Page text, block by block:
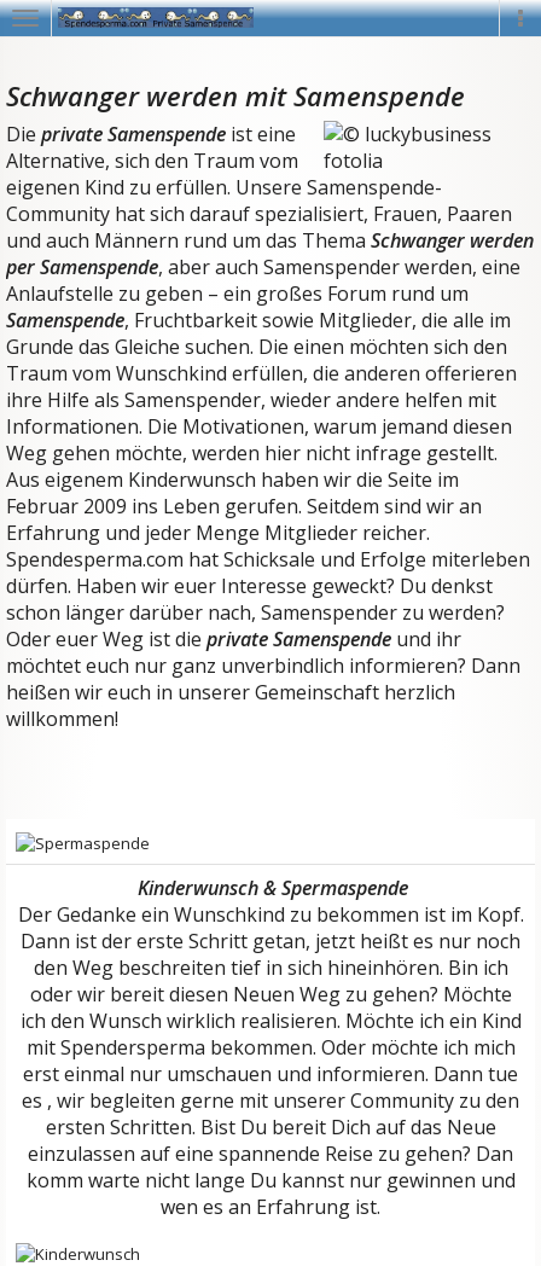
Navigation
Schwanger werden mit Samenspende
Die private Samenspende ist eine
Alternative, sich den Traum vom
eigenen Kind zu erfüllen. Unsere Samenspende-
Community hat sich darauf spezialisiert, Frauen, Paaren
und auch Männern rund um das Thema Schwanger werden
per Samenspende, aber auch Samenspender werden, eine
Anlaufstelle zu geben – ein großes Forum rund um
Samenspende, Fruchtbarkeit sowie Mitglieder, die alle im
Grunde das Gleiche suchen. Die einen möchten sich den
Traum vom Wunschkind erfüllen, die anderen offerieren
ihre Hilfe als Samenspender, wieder andere helfen mit
Informationen. Die Motivationen, warum jemand diesen
Weg gehen möchte, werden hier nicht infrage gestellt.
Aus eigenem Kinderwunsch haben wir die Seite im
Februar 2009 ins Leben gerufen. Seitdem sind wir an
Erfahrung und jeder Menge Mitglieder reicher.
Spendesperma.com hat Schicksale und Erfolge miterleben
dürfen. Haben wir euer Interesse geweckt? Du denkst
schon länger darüber nach, Samenspender zu werden?
Oder euer Weg ist die private Samenspende und ihr
möchtet euch nur ganz unverbindlich informieren? Dann
heißen wir euch in unserer Gemeinschaft herzlich
willkommen!
Kinderwunsch & Spermaspende
Der Gedanke ein Wunschkind zu bekommen ist im Kopf.
Dann ist der erste Schritt getan, jetzt heißt es nur noch
den Weg beschreiten tief in sich hineinhören. Bin ich
oder wir bereit diesen Neuen Weg zu gehen? Möchte
ich den Wunsch wirklich realisieren. Möchte ich ein Kind
mit Spendersperma bekommen. Oder möchte ich mich
erst einmal nur umschauen und informieren. Dann tue
es , wir begleiten gerne mit unserer Community zu den
ersten Schritten. Bist Du bereit Dich auf das Neue
einzulassen auf eine spannende Reise zu gehen? Dan
komm warte nicht lange Du kannst nur gewinnen und
wen es an Erfahrung ist.